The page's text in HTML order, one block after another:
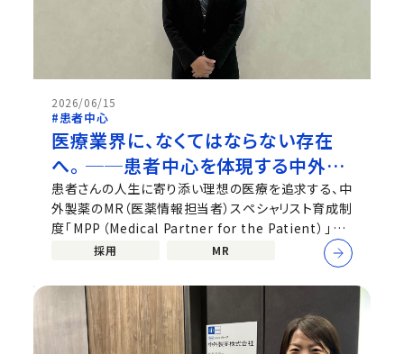
2026/06/15
#患者中心
医療業界に、なくてはならない存在
へ。 ──患者中心を体現する中外製
薬のMPP
患者さんの人生に寄り添い理想の医療を追求する、中
外製薬のMR（医薬情報担当者）スペシャリスト育成制
度「MPP（Medical Partner for the Patient）」。そ
の中で優れた成果を体現し営業モデルを創出する
「MRプロフェッショナル（MPPプロ）」第1号に任命さ
れた鎌田が、制度の意義と変化する医療現場でのMR
の価値を語る。 ※中外製薬公式talent...
採用 MR